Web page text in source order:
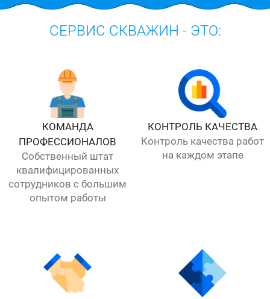
СЕРВИС СКВАЖИН - ЭТО:
КОМАНДА
ПРОФЕССИОНАЛОВ
Собственный штат
квалифицированных
сотрудников с большим
опытом работы
КОНТРОЛЬ КАЧЕСТВА
Контроль качества работ
на каждом этапе